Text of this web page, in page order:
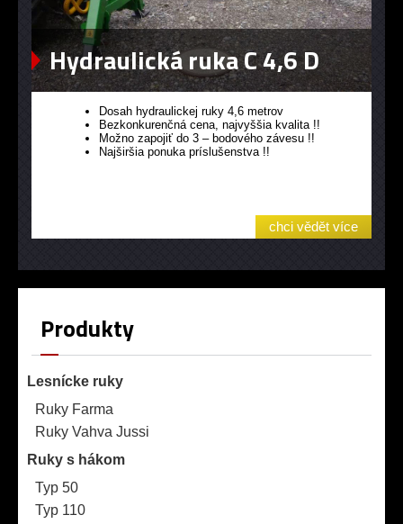
Hydraulická ruka C 4,6 D
Dosah hydraulickej ruky 4,6 metrov
Bezkonkurenčná cena, najvyššia kvalita !!
Možno zapojiť do 3 – bodového závesu !!
Najširšia ponuka príslušenstva !!
chci vědět více
Produkty
Lesnícke ruky
Ruky Farma
Ruky Vahva Jussi
Ruky s hákom
Typ 50
Typ 110